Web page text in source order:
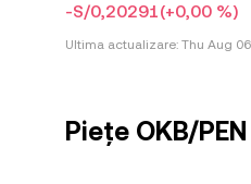
-S/0,20291(+0,00 %)
Ultima actualizare: Thu Aug
Piețe OKB/PEN